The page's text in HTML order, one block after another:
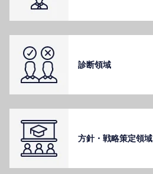
診断領域
⽅針・戦略策定領域